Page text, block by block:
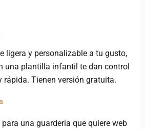
ligera y personalizable a tu gusto,
una plantilla infantil te dan control
rápida. Tienen versión gratuita.
para una guardería que quiere web